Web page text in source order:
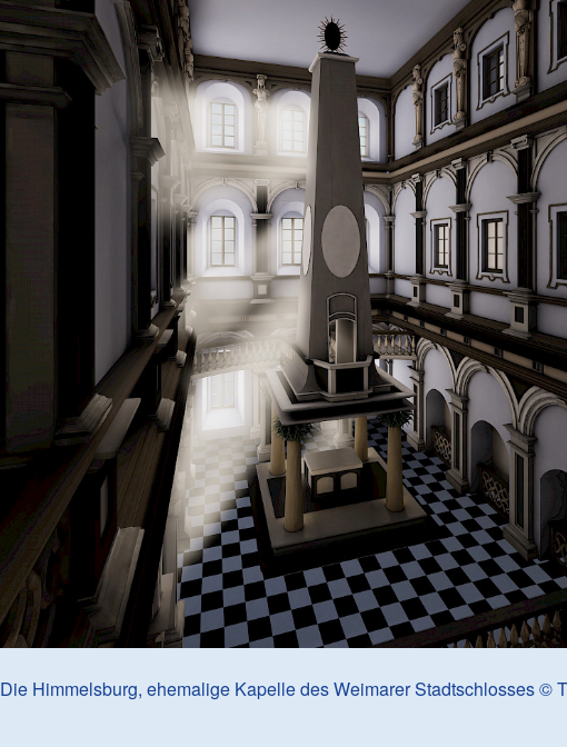
Die Himmelsburg, ehemalige Kapelle des Weimarer Stadtschlosses ©